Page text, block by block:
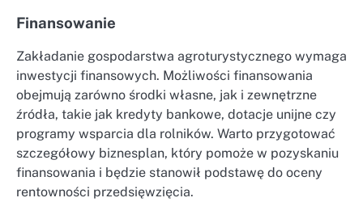
Finansowanie
Zakładanie gospodarstwa agroturystycznego wymaga
inwestycji finansowych. Możliwości finansowania
obejmują zarówno środki własne, jak i zewnętrzne
źródła, takie jak kredyty bankowe, dotacje unijne czy
programy wsparcia dla rolników. Warto przygotować
szczegółowy biznesplan, który pomoże w pozyskaniu
finansowania i będzie stanowił podstawę do oceny
rentowności przedsięwzięcia.